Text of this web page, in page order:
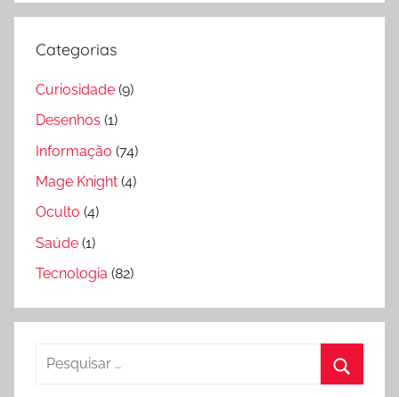
Categorias
Curiosidade (9)
Desenhos (1)
Informação (74)
Mage Knight (4)
Oculto (4)
Saúde (1)
Tecnologia (82)
Pesquisar